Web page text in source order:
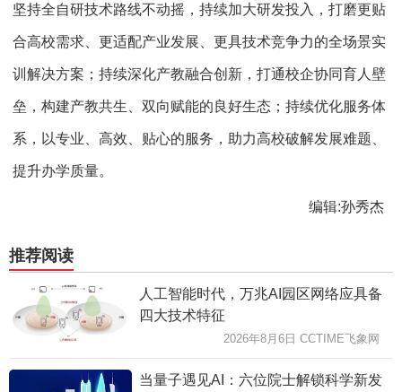
坚持全自研技术路线不动摇，持续加大研发投入，打磨更贴
合高校需求、更适配产业发展、更具技术竞争力的全场景实
训解决方案；持续深化产教融合创新，打通校企协同育人壁
垒，构建产教共生、双向赋能的良好生态；持续优化服务体
系，以专业、高效、贴心的服务，助力高校破解发展难题、
提升办学质量。
编辑:孙秀杰
推荐阅读
人工智能时代，万兆AI园区网络应具备
四大技术特征
2026年8月6日 CCTIME飞象网
当量子遇见AI：六位院士解锁科学新发